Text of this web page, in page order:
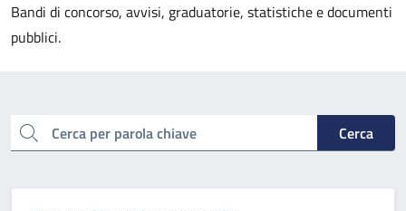
Bandi di concorso, avvisi, graduatorie, statistiche e documenti
pubblici.
cerca Cerca